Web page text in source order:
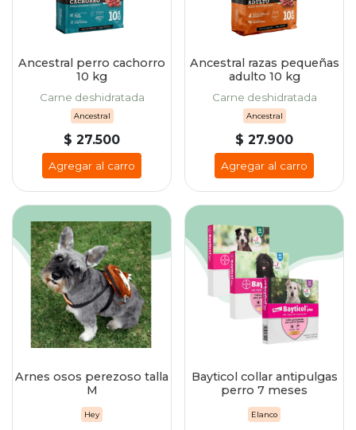
Ancestral perro cachorro
10 kg
Carne deshidratada
Ancestral
$ 27.500
Agregar al carro
Ancestral razas pequeñas
adulto 10 kg
Carne deshidratada
Ancestral
$ 27.900
Agregar al carro
Arnes osos perezoso talla
M
Hey
Bayticol collar antipulgas
perro 7 meses
Elanco